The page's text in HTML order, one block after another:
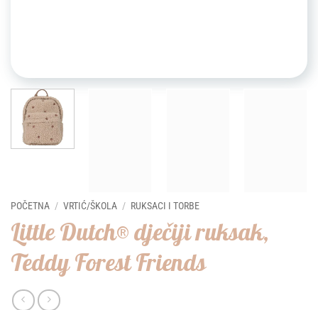
POČETNA / VRTIĆ/ŠKOLA / RUKSACI I TORBE
Little Dutch® dječiji ruksak,
Teddy Forest Friends